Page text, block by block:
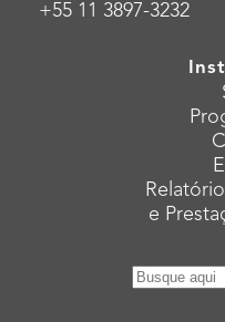
+55 11 3897-3232
e
Pesquisar